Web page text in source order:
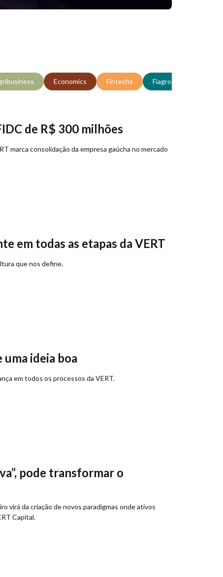
Economics Fintechs Fiagro
de R$ 300 milhões
marca consolidação da empresa gaúcha no mercado
em todas as etapas da VERT
que nos define.
uma ideia boa
em todos os processos da VERT.
pode transformar o
virá da criação de novos paradigmas onde ativos
Capital.